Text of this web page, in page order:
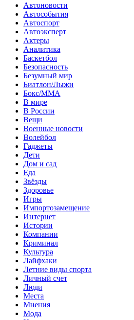
Автоновости
Автособытия
Автоспорт
Автоэксперт
Актеры
Аналитика
Баскетбол
Безопасность
Безумный мир
Биатлон/Лыжи
Бокс/MMA
В мире
В России
Вещи
Военные новости
Волейбол
Гаджеты
Дети
Дом и сад
Еда
Звёзды
Здоровье
Игры
Импортозамещение
Интернет
Истории
Компании
Криминал
Культура
Лайфхаки
Летние виды спорта
Личный счет
Люди
Места
Мнения
Мода